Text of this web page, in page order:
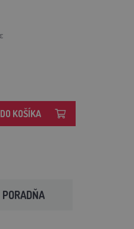
KOŠÍKA
PORADŇA